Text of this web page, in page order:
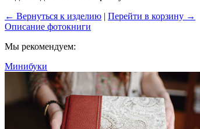
← Вернуться к изделию | Перейти в корзину →
Описание фотокниги
Мы рекомендуем:
Минибуки